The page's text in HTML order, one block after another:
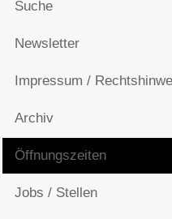
Suche
Newsletter
Impressum /
Archiv
Öffnungszeiten
Jobs / Stellen